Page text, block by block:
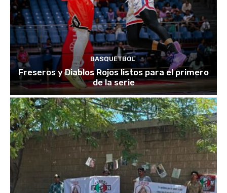
BASQUETBOL
Freseros y Diablos Rojos listos para el primero
de la serie